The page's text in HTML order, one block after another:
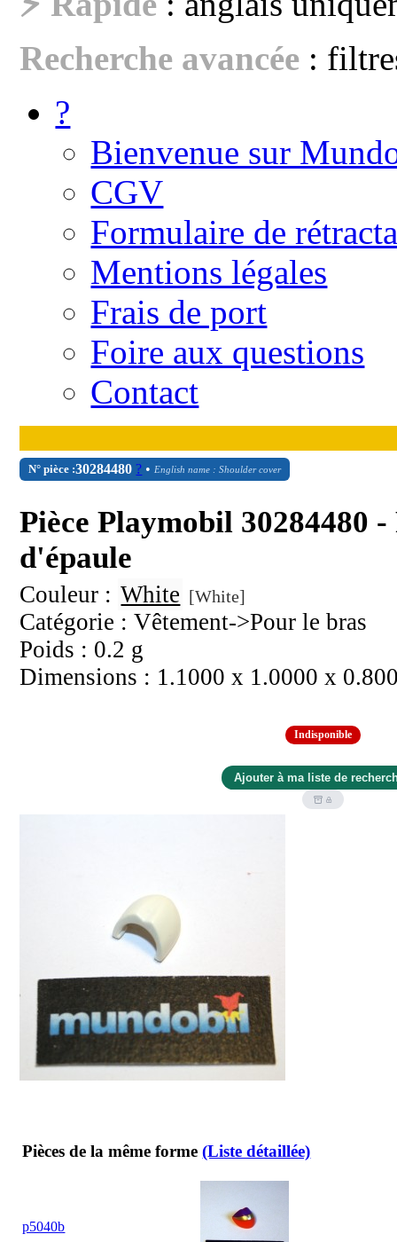
Recherche avancée :
?
Bienvenue sur
CGV
Formulaire de
Mentions légales
Frais de port
Foire aux questions
Contact
N° pièce :30284480 ? •English name : Shoulder cover
Pièce Playmobil 30284480
d'épaule
Couleur : White [White]
Catégorie : Vêtement->Pour le bras
Poids : 0.2 g
Dimensions : 1.1000 x 1.0000 x
Indisponible
Pièces de la même forme(Liste détaillée)
p5040b